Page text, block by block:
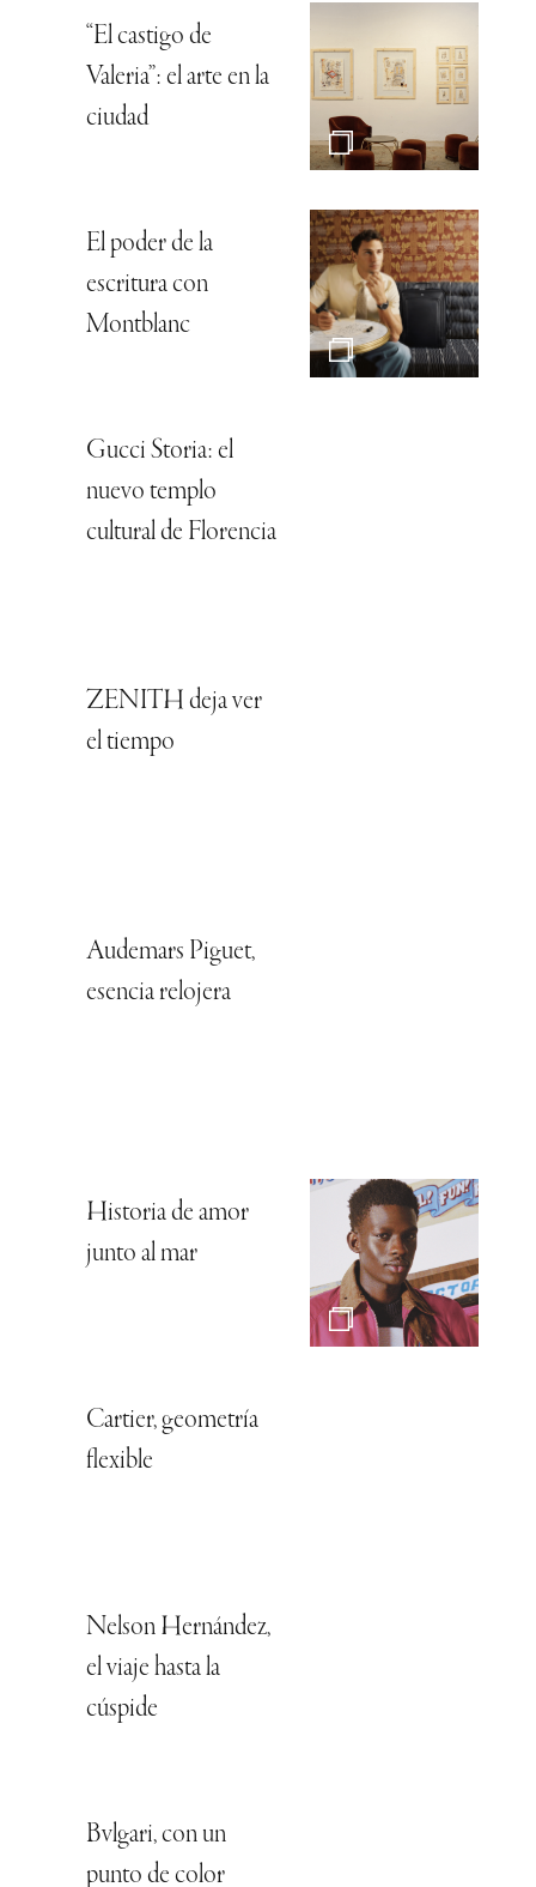
“El castigo de
Valeria”: el arte en la
ciudad
El poder de la
escritura con
Montblanc
Gucci Storia: el
nuevo templo
cultural de Florencia
ZENITH deja ver
el tiempo
Audemars Piguet,
esencia relojera
Historia de amor
junto al mar
Cartier, geometría
flexible
Nelson Hernández,
el viaje hasta la
cúspide
Bvlgari, con un
punto de color